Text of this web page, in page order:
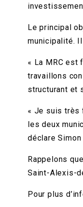
Le principal
municipalité.
« La MRC est
travaillons
structurant et
« Je suis très
les deux
déclare
Rappelons
Saint-Alexis-
Pour plus